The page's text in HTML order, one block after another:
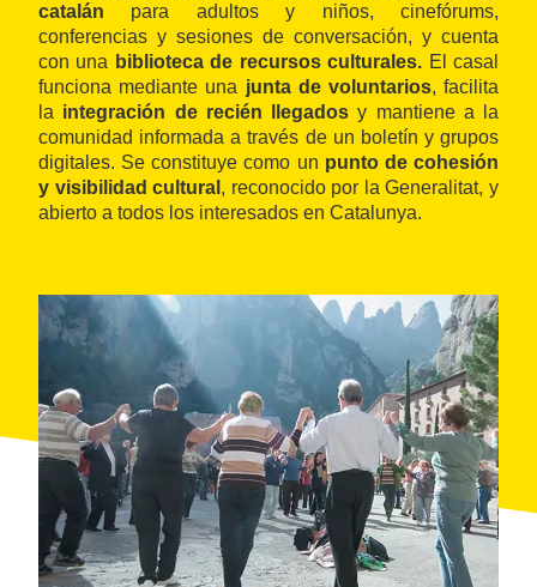
catalán para adultos y niños, cinefórums,
conferencias y sesiones de conversación, y cuenta
con una biblioteca de recursos culturales. El casal
funciona mediante una junta de voluntarios, facilita
la integración de recién llegados y mantiene a la
comunidad informada a través de un boletín y grupos
digitales. Se constituye como un punto de cohesión
y visibilidad cultural , reconocido por la Generalitat, y
abierto a todos los interesados en Catalunya.